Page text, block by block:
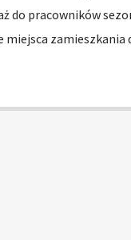
do pracowników
miejsca